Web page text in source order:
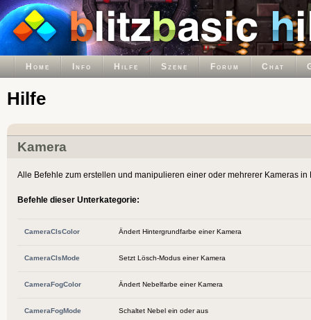
Home Info Hilfe Szene Forum Chat
Hilfe
Kamera
Alle Befehle zum erstellen und manipulieren einer oder mehrerer Kameras in
Befehle dieser Unterkategorie:
CameraClsColor Ändert Hintergrundfarbe einer Kamera
CameraClsMode Setzt Lösch-Modus einer Kamera
CameraFogColor Ändert Nebelfarbe einer Kamera
CameraFogMode Schaltet Nebel ein oder aus